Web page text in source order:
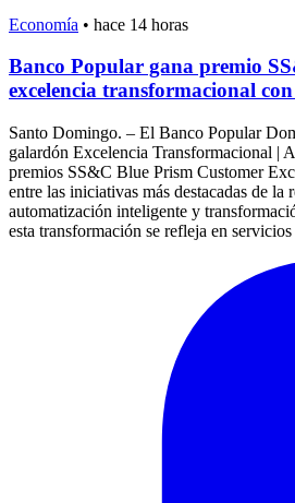
Economía • hace 14 horas
Banco Popular gana premio
excelencia transformacional
Santo Domingo. – El Banco Popular
galardón Excelencia Transformacional |
premios SS&C Blue Prism Customer
entre las iniciativas más destacadas de la
automatización inteligente y
esta transformación se refleja en